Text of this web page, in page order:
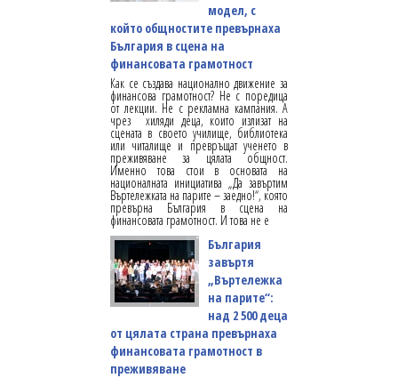
модел, с
който общностите превърнаха
България в сцена на
финансовата грамотност
Как се създава национално движение за
финансова грамотност? Не с поредица
от лекции. Не с рекламна кампания. А
чрез хиляди деца, които излизат на
сцената в своето училище, библиотека
или читалище и превръщат ученето в
преживяване за цялата общност.
Именно това стои в основата на
националната инициатива „Да завъртим
Въртележката на парите – заедно!“, която
превърна България в сцена на
финансовата грамотност. И това не е
България
завъртя
„Въртележка
на парите“:
над 2 500 деца
от цялата страна превърнаха
финансовата грамотност в
преживяване